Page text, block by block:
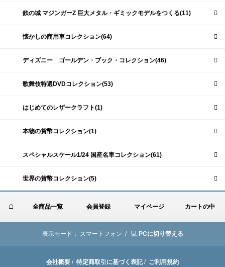
鉄の城 マジンガーZ 巨大メタル・ギミックモデルをつくる(11)
懐かしの商用車コレクション(64)
ディズニー ゴールデン・ブック・コレクション(46)
歌舞伎特選DVDコレクション(53)
はじめてのレザークラフト(1)
本物の貨幣コレクション(1)
スペシャルスケール1/24 国産名車コレクション(61)
世界の貨幣コレクション(5)
全商品一覧 会員登録 マイページ カートの中
表示モード： スマートフォン / PCに切り替える
会社概要 / 特定商取引に基づく表記/ ご利用規約